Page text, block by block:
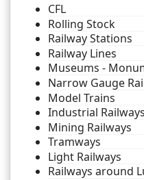
CFL
Rolling Stock
Railway Stations
Railway Lines
Museums -
Narrow Gauge
Model Trains
Industrial Railways
Mining Railways
Tramways
Light Railways
Railways around